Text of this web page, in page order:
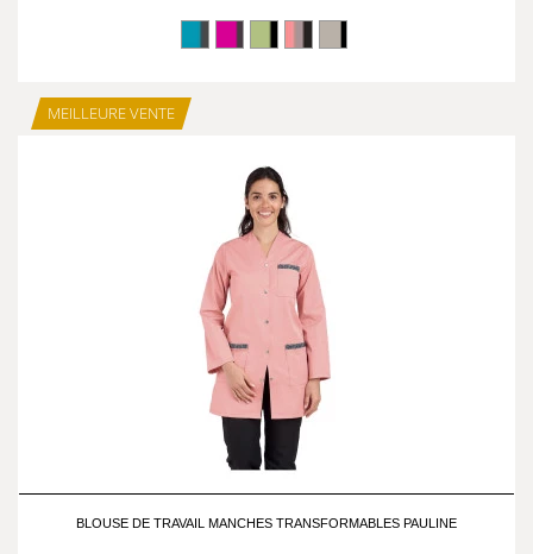
MEILLEURE VENTE
BLOUSE DE TRAVAIL MANCHES TRANSFORMABLES PAULINE